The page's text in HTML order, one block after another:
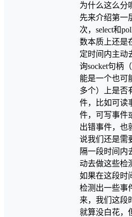
为什么这么分
先来介绍第一
次，select和
数本质上还是
定时间内主动
询socket句柄
能是一个也可
多个）上是否
件，比如可读
件，可写事件
出错事件，也
说我们还是需
隔一段时间内
动去做这些检
如果在这段时
检测出一些事
来，我们这段
就算没白花，